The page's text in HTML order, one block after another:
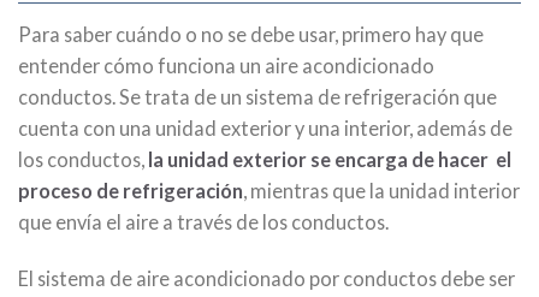
Para saber cuándo o no se debe usar, primero hay que
entender cómo funciona un aire acondicionado
conductos. Se trata de un sistema de refrigeración que
cuenta con una unidad exterior y una interior, además de
los conductos, la unidad exterior se encarga de hacer el
proceso de refrigeración, mientras que la unidad interior
que envía el aire a través de los conductos.
El sistema de aire acondicionado por conductos debe ser